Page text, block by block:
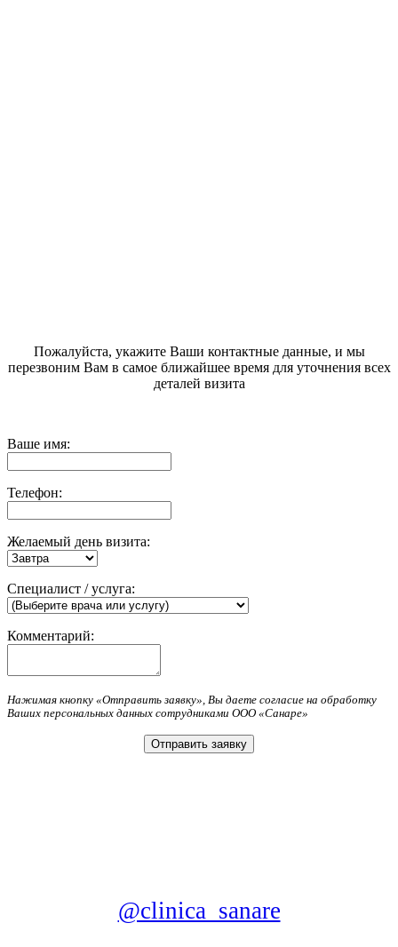
Пожалуйста, укажите Ваши контактные данные, и мы
перезвоним Вам в самое ближайшее время для уточнения всех
деталей визита
Ваше имя:
Телефон:
Желаемый день визита:
Специалист / услуга:
Комментарий:
Нажимая кнопку «Отправить заявку», Вы даете согласие на обработку
Ваших персональных данных сотрудниками ООО «Санаре»
@clinica_sanare